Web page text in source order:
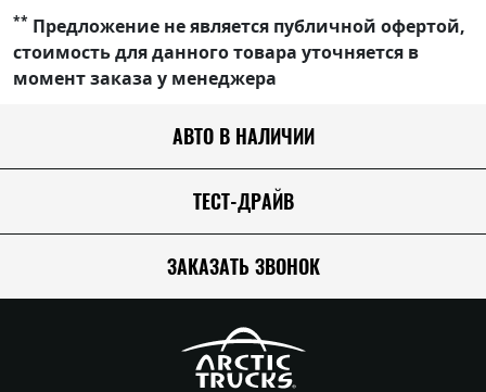
** Предложение не является публичной офертой,
стоимость для данного товара уточняется в
момент заказа у менеджера
АВТО В НАЛИЧИИ
ТЕСТ-ДРАЙВ
ЗАКАЗАТЬ ЗВОНОК